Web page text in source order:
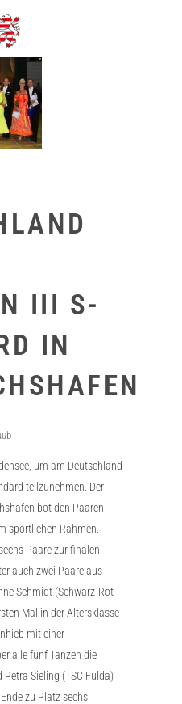
III S-
IN
um am Deutschland
teilzunehmen. Der
bot den Paaren
sportlichen Rahmen.
Paare zur finalen
auch zwei Paare aus
Schmidt (Schwarz-Rot-
Mal in der Altersklasse
mit einer
alle fünf Tänzen die
Sieling (TSC Fulda)
zu Platz sechs.